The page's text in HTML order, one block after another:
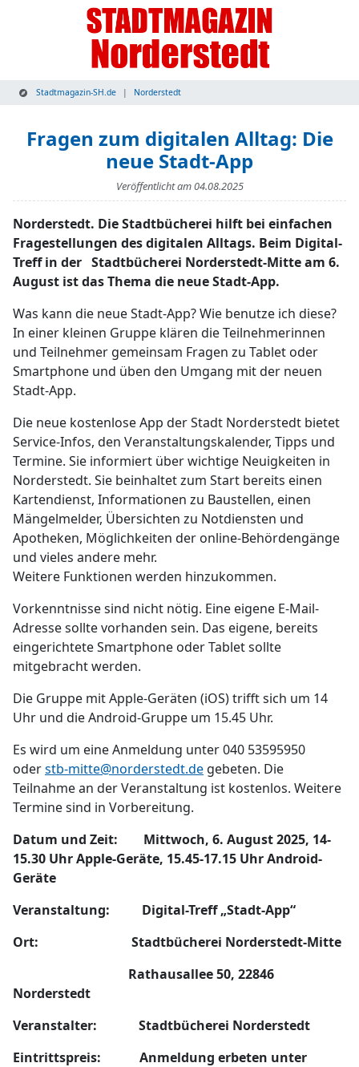
Stadtmagazin-SH.de Norderstedt
Fragen zum digitalen Alltag: Die
neue Stadt-App
Veröffentlicht am04.08.2025
Norderstedt. Die Stadtbücherei hilft bei einfachen
Fragestellungen des digitalen Alltags. Beim Digital-
Treff in der Stadtbücherei Norderstedt-Mitte am 6.
August ist das Thema die neue Stadt-App.
Was kann die neue Stadt-App? Wie benutze ich diese?
In einer kleinen Gruppe klären die Teilnehmerinnen
und Teilnehmer gemeinsam Fragen zu Tablet oder
Smartphone und üben den Umgang mit der neuen
Stadt-App.
Die neue kostenlose App der Stadt Norderstedt bietet
Service-Infos, den Veranstaltungskalender, Tipps und
Termine. Sie informiert über wichtige Neuigkeiten in
Norderstedt. Sie beinhaltet zum Start bereits einen
Kartendienst, Informationen zu Baustellen, einen
Mängelmelder, Übersichten zu Notdiensten und
Apotheken, Möglichkeiten der online-Behördengänge
und vieles andere mehr.
Weitere Funktionen werden hinzukommen.
Vorkenntnisse sind nicht nötig. Eine eigene E-Mail-
Adresse sollte vorhanden sein. Das eigene, bereits
eingerichtete Smartphone oder Tablet sollte
mitgebracht werden.
Die Gruppe mit Apple-Geräten (iOS) trifft sich um 14
Uhr und die Android-Gruppe um 15.45 Uhr.
Es wird um eine Anmeldung unter 040 53595950
oderstb-mitte@norderstedt.de gebeten. Die
Teilnahme an der Veranstaltung ist kostenlos. Weitere
Termine sind in Vorbereitung.
Datum und Zeit: Mittwoch, 6. August 2025, 14-
15.30 Uhr Apple-Geräte, 15.45-17.15 Uhr Android-
Geräte
Veranstaltung: Digital-Treff „Stadt-App“
Ort: Stadtbücherei Norderstedt-Mitte
Rathausallee 50, 22846
Norderstedt
Veranstalter: Stadtbücherei Norderstedt
Eintrittspreis: Anmeldung erbeten unter